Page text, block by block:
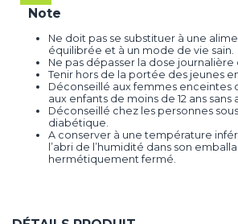
Note
Ne doit pas se substituer à une
équilibrée et à un mode de vie sain.
Ne pas dépasser la dose journalière
Tenir hors de la portée des jeunes
Déconseillé aux femmes enceintes
aux enfants de moins de 12 ans sans
Déconseillé chez les personnes
diabétique.
A conserver à une température
l’abri de l’humidité dans son
hermétiquement fermé.